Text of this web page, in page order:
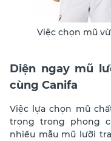
Việc chọn mũ
Diện ngay mũ
cùng Canifa
Việc lựa chọn mũ
trọng trong phong
nhiều mẫu mũ lưỡi